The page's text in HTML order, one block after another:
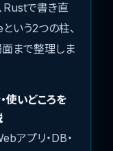
Rustで書き直
いう2つの柱、
まで整理しま
使いどころを
アプリ・DB・